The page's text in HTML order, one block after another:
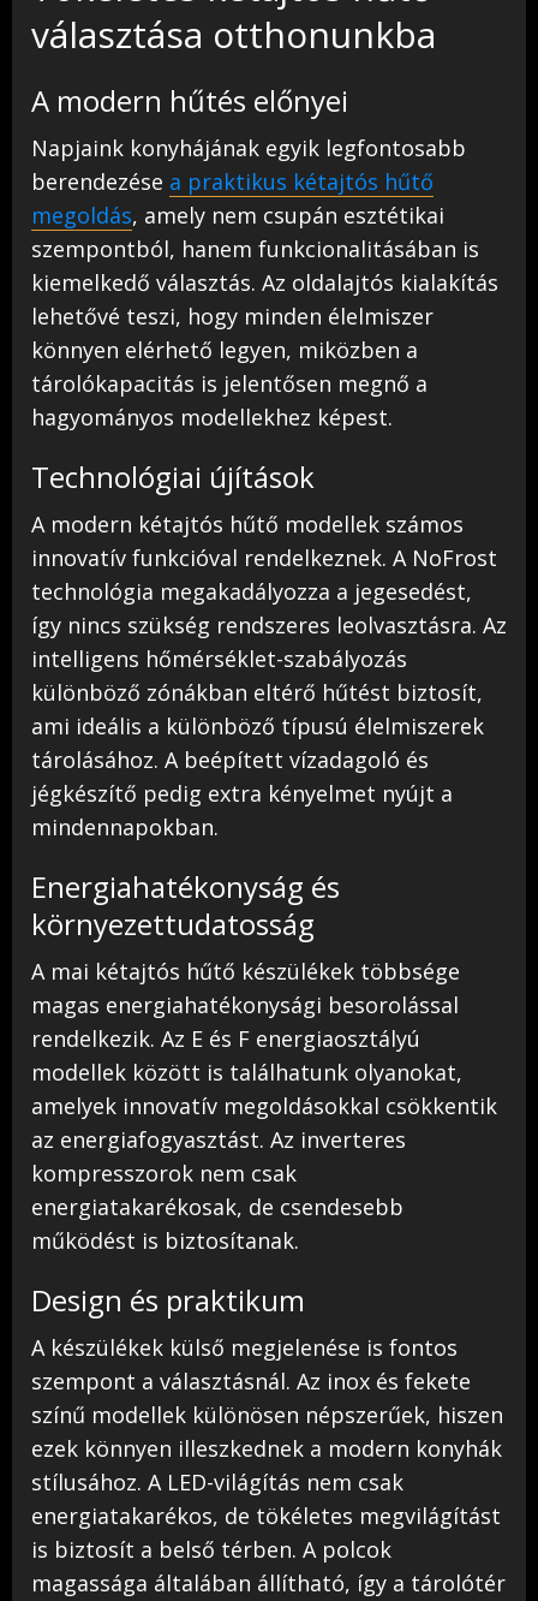
választása otthonunkba
A modern hűtés előnyei
Napjaink konyhájának egyik legfontosabb
berendezése a praktikus kétajtós hűtő
megoldás, amely nem csupán esztétikai
szempontból, hanem funkcionalitásában is
kiemelkedő választás. Az oldalajtós kialakítás
lehetővé teszi, hogy minden élelmiszer
könnyen elérhető legyen, miközben a
tárolókapacitás is jelentősen megnő a
hagyományos modellekhez képest.
Technológiai újítások
A modern kétajtós hűtő modellek számos
innovatív funkcióval rendelkeznek. A NoFrost
technológia megakadályozza a jegesedést,
így nincs szükség rendszeres leolvasztásra. Az
intelligens hőmérséklet-szabályozás
különböző zónákban eltérő hűtést biztosít,
ami ideális a különböző típusú élelmiszerek
tárolásához. A beépített vízadagoló és
jégkészítő pedig extra kényelmet nyújt a
mindennapokban.
Energiahatékonyság és
környezettudatosság
A mai kétajtós hűtő készülékek többsége
magas energiahatékonysági besorolással
rendelkezik. Az E és F energiaosztályú
modellek között is találhatunk olyanokat,
amelyek innovatív megoldásokkal csökkentik
az energiafogyasztást. Az inverteres
kompresszorok nem csak
energiatakarékosak, de csendesebb
működést is biztosítanak.
Design és praktikum
A készülékek külső megjelenése is fontos
szempont a választásnál. Az inox és fekete
színű modellek különösen népszerűek, hiszen
ezek könnyen illeszkednek a modern konyhák
stílusához. A LED-világítás nem csak
energiatakarékos, de tökéletes megvilágítást
is biztosít a belső térben. A polcok
magassága általában állítható, így a tárolótér